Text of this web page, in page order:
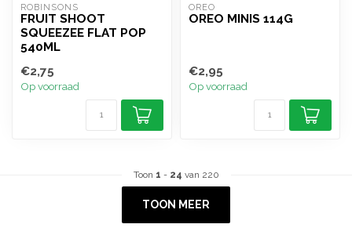
ROBINSONS
FRUIT SHOOT
SQUEEZEE FLAT POP
540ML
€2,75
Op voorraad
OREO
OREO MINIS 114G
€2,95
Op voorraad
Toon 1 - 24 van 220
TOON MEER